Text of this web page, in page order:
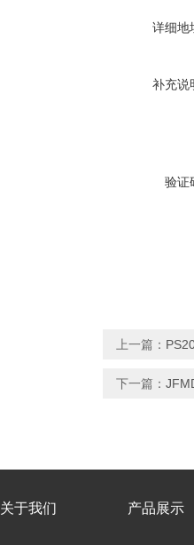
详细地
补充说
验证
上一篇：
下一篇：
关于我们 产品展示